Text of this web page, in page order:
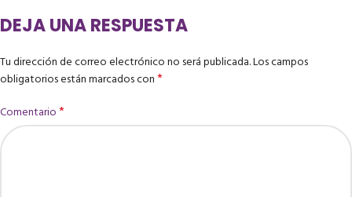
DEJA UNA RESPUESTA
Tu dirección de correo electrónico no será publicada.Los campos
obligatorios están marcados con*
Comentario*